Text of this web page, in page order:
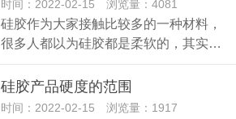
时间：2022-02-15 浏览量：4081
硅胶作为大家接触比较多的一种材料，
很多人都以为硅胶都是柔软的，其实…
硅胶产品硬度的范围
时间：2022-02-15 浏览量：1917